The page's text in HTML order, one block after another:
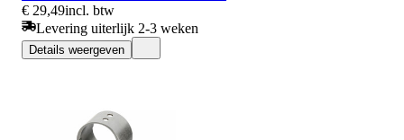
€ 29,49incl. btw
Levering uiterlijk 2-3 weken
Details weergeven